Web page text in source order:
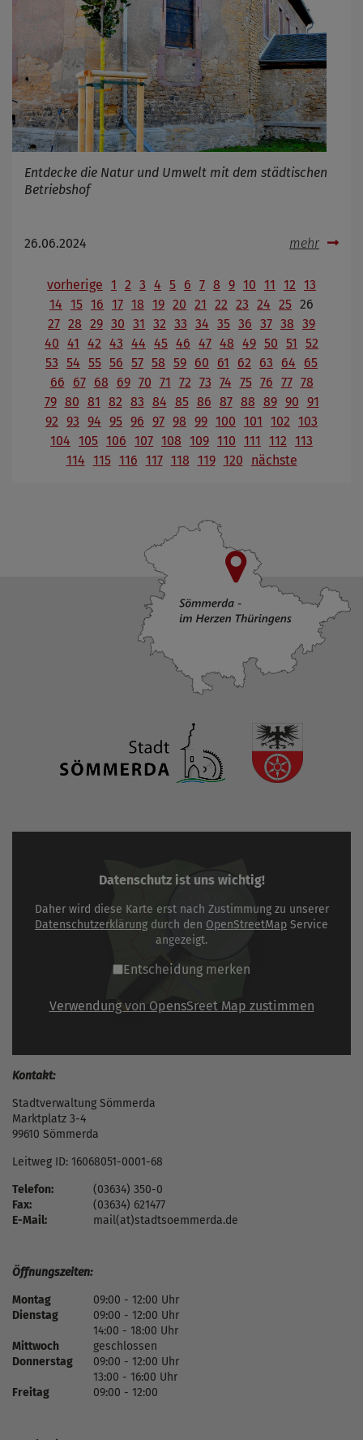
Entdecke die Natur und Umwelt mit dem städtischen
Betriebshof
26.06.2024 mehr
vorherige 1 2 3 4 5 6 7 8 9 10 11 12 13
14 15 16 17 18 19 20 21 22 23 24 25 26
27 28 29 30 31 32 33 34 35 36 37 38 39
40 41 42 43 44 45 46 47 48 49 50 51
52
53 54 55 56 57 58 59 60 61 62 63 64
65
66
67 68 69 70 71 72 73 74 75 76 77 78
79 80 81 82 83 84 85 86 87 88 89 90 91
92 93 94 95 96 97 98 99 100 101 102 103
104 105 106 107 108 109 110 111 112 113
114 115 116 117 118 119 120 nächste
Datenschutz ist uns wichtig!
Daher wird diese Karte erst nach Zustimmung zu unserer
Datenschutzerklärung durch den OpenStreetMap Service
angezeigt.
Entscheidung merken
Verwendung von OpensSreet Map zustimmen
Kontakt:
Stadtverwaltung Sömmerda
Marktplatz 3-4
99610 Sömmerda
Leitweg ID: 16068051-0001-68
Telefon:
(03634) 350-0
Fax:
(03634) 621477
E-Mail:
mail(at)stadtsoemmerda.de
Öffnungszeiten:
Montag
09:00 - 12:00 Uhr
Dienstag
09:00 - 12:00 Uhr
14:00 - 18:00 Uhr
Mittwoch
geschlossen
Donnerstag
09:00 - 12:00 Uhr
13:00 - 16:00 Uhr
Freitag
09:00 - 12:00